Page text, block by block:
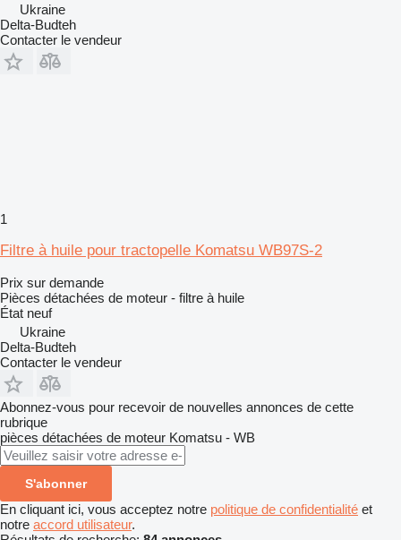
Ukraine
Delta-Budteh
Contacter le vendeur
1
Filtre à huile pour tractopelle Komatsu WB97S-2
Prix sur demande
Pièces détachées de moteur - filtre à huile
État neuf
Ukraine
Delta-Budteh
Contacter le vendeur
Abonnez-vous pour recevoir de nouvelles annonces de cette
rubrique
pièces détachées de moteur Komatsu - WB
S'abonner
En cliquant ici, vous acceptez notre politique de confidentialité et
notre accord utilisateur.